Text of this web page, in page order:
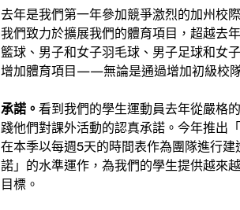
去年是我們第一年參加競爭激烈的加州校
我們致力於擴展我們的體育項目，超越去
籃球、男子和女子羽毛球、男子足球和女
增加體育項目——無論是通過增加初級校
承諾。 看到我們的學生運動員去年從嚴格
踐他們對課外活動的認真承諾。今年推出
在本季以每週5天的時間表作為團隊進行
諾」的水準運作，為我們的學生提供越來
目標。